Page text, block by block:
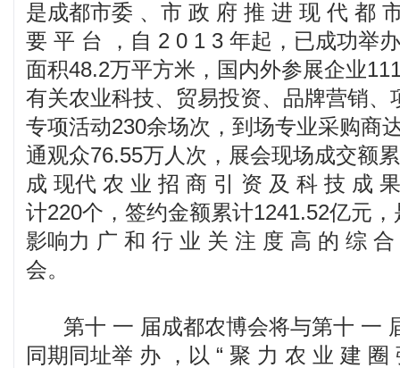
是成都市委 、市 政 府 推 进 现 代 都
要 平 台 ，自 2 0 1 3 年起，已成功举
面积48.2万平方米，国内外参展企业
有关农业科技、贸易投资、品牌营销、
专项活动230余场次，到场专业采购商
通观众76.55万人次，展会现场成交额
成 现代 农 业 招 商 引 资 及 科 技 成
计220个，签约金额累计1241.52亿元
影响力 广 和 行 业 关 注 度 高 的 综
会。
第十 一 届成都农博会将与第十 一
同期同址举 办 ，以 “ 聚 力 农 业 建